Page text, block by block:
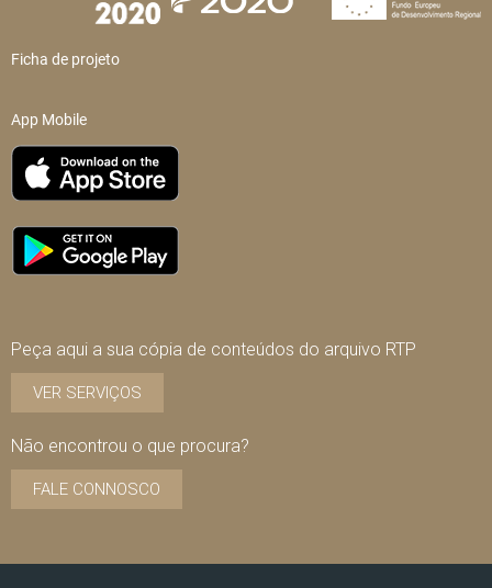
Ficha de projeto
App Mobile
Peça aqui a sua cópia de conteúdos do arquivo RTP
VER SERVIÇOS
Não encontrou o que procura?
FALE CONNOSCO